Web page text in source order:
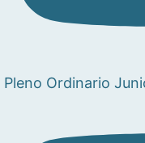
Pleno Ordinario